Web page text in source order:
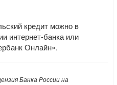
кредит можно в
интернет-банка или
Онлайн».
Банка России на